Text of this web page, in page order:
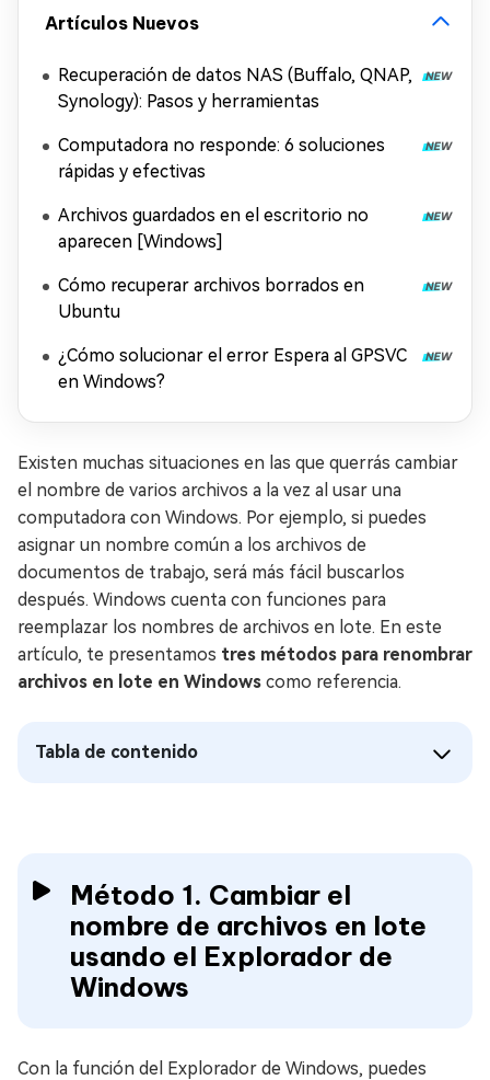
Artículos Nuevos
Recuperación de datos NAS (Buffalo, QNAP,
Synology): Pasos y herramientas
Computadora no responde: 6 soluciones
rápidas y efectivas
Archivos guardados en el escritorio no
aparecen [Windows]
Cómo recuperar archivos borrados en
Ubuntu
¿Cómo solucionar el error Espera al GPSVC
en Windows?
Existen muchas situaciones en las que querrás cambiar
el nombre de varios archivos a la vez al usar una
computadora con Windows. Por ejemplo, si puedes
asignar un nombre común a los archivos de
documentos de trabajo, será más fácil buscarlos
después. Windows cuenta con funciones para
reemplazar los nombres de archivos en lote. En este
artículo, te presentamos tres métodos para renombrar
archivos en lote en Windows como referencia.
Tabla de contenido
Método 1. Cambiar el
nombre de archivos en lote
usando el Explorador de
Windows
Con la función del Explorador de Windows, puedes